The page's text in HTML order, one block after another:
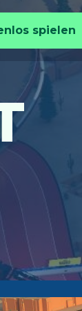
spielen